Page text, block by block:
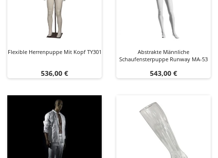
Flexible Herrenpuppe Mit Kopf TY301
Preis
536,00 €
Abstrakte Männliche
Schaufensterpuppe Runway MA-53
Preis
543,00 €